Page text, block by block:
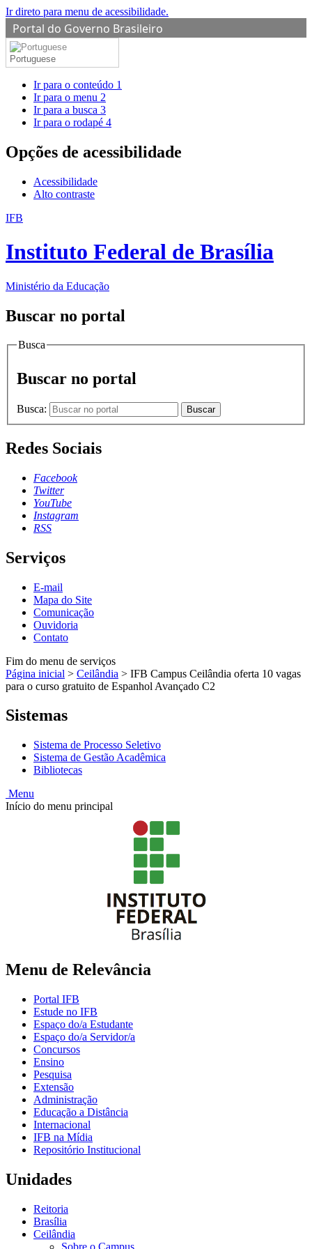
Ir direto para menu de acessibilidade.
Portal do Governo Brasileiro
Portuguese
Ir para o conteúdo 1
Ir para o menu 2
Ir para a busca 3
Ir para o rodapé 4
Opções de acessibilidade
Acessibilidade
Alto contraste
IFB
Instituto Federal de Brasília
Ministério da Educação
Buscar no portal
Busca
Buscar no portal
Busca: Buscar
Redes Sociais
Facebook
Twitter
YouTube
Instagram
RSS
Serviços
E-mail
Mapa do Site
Comunicação
Ouvidoria
Contato
Fim do menu de serviços
Página inicial > Ceilândia > IFB Campus Ceilândia oferta 10 vagas
para o curso gratuito de Espanhol Avançado C2
Sistemas
Sistema de Processo Seletivo
Sistema de Gestão Acadêmica
Bibliotecas
Menu
Início do menu principal
Menu de Relevância
Portal IFB
Estude no IFB
Espaço do/a Estudante
Espaço do/a Servidor/a
Concursos
Ensino
Pesquisa
Extensão
Administração
Educação a Distância
Internacional
IFB na Mídia
Repositório Institucional
Unidades
Reitoria
Brasília
Ceilândia
Sobre o Campus